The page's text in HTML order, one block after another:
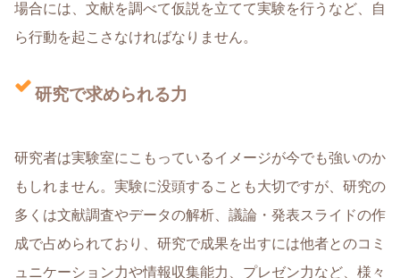
場合には、文献を調べて仮説を立てて実験を行うなど、自
ら行動を起こさなければなりません。
研究で求められる力
研究者は実験室にこもっているイメージが今でも強いのか
もしれません。実験に没頭することも大切ですが、研究の
多くは文献調査やデータの解析、議論・発表スライドの作
成で占められており、研究で成果を出すには他者とのコミ
ュニケーション力や情報収集能力、プレゼン力など、様々